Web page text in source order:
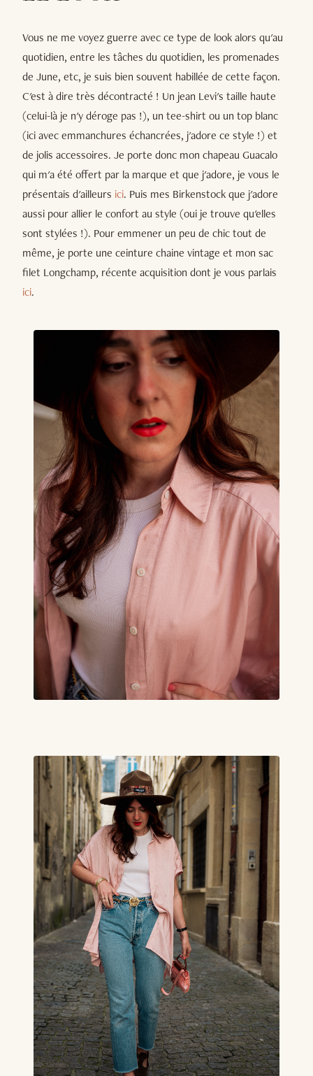
Vous ne me voyez guerre avec ce type de look alors qu'au
quotidien, entre les tâches du quotidien, les promenades
de June, etc, je suis bien souvent habillée de cette façon.
C'est à dire très décontracté ! Un jean Levi's taille haute
(celui-là je n'y déroge pas !), un tee-shirt ou un top blanc
(ici avec emmanchures échancrées, j'adore ce style !) et
de jolis accessoires. Je porte donc mon chapeau Guacalo
qui m'a été offert par la marque et que j'adore, je vous le
présentais d'ailleurs ici. Puis mes Birkenstock que j'adore
aussi pour allier le confort au style (oui je trouve qu'elles
sont stylées !). Pour emmener un peu de chic tout de
même, je porte une ceinture chaine vintage et mon sac
filet Longchamp, récente acquisition dont je vous parlais
ici.